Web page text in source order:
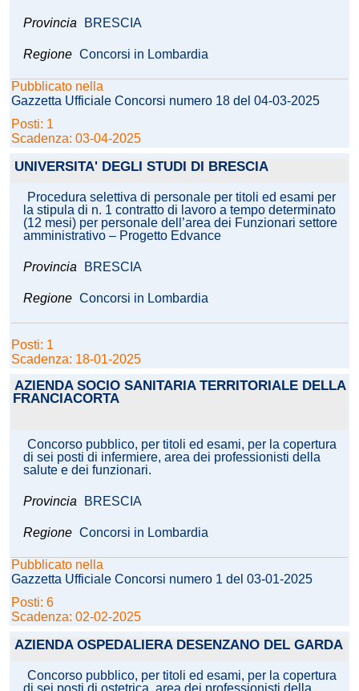
Provincia BRESCIA
Regione Concorsi in Lombardia
Pubblicato nella
Gazzetta Ufficiale Concorsi numero 18 del 04-03-2025
Posti: 1
Scadenza: 03-04-2025
UNIVERSITA' DEGLI STUDI DI BRESCIA
Procedura selettiva di personale per titoli ed esami per
la stipula di n. 1 contratto di lavoro a tempo determinato
(12 mesi) per personale dell’area dei Funzionari settore
amministrativo – Progetto Edvance
Provincia BRESCIA
Regione Concorsi in Lombardia
Posti: 1
Scadenza: 18-01-2025
AZIENDA SOCIO SANITARIA TERRITORIALE DELLA
FRANCIACORTA
Concorso pubblico, per titoli ed esami, per la copertura
di sei posti di infermiere, area dei professionisti della
salute e dei funzionari.
Provincia BRESCIA
Regione Concorsi in Lombardia
Pubblicato nella
Gazzetta Ufficiale Concorsi numero 1 del 03-01-2025
Posti: 6
Scadenza: 02-02-2025
AZIENDA OSPEDALIERA DESENZANO DEL GARDA
Concorso pubblico, per titoli ed esami, per la copertura
di sei posti di ostetrica, area dei professionisti della